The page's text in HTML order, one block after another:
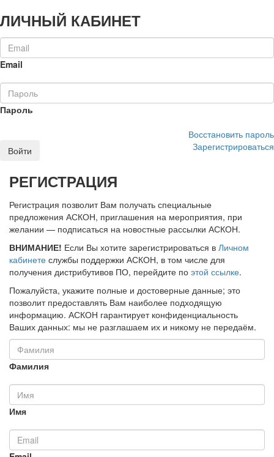
ЛИЧНЫЙ КАБИНЕТ
Email
Пароль
Восстановить пароль
Войти
Зарегистрироваться
РЕГИСТРАЦИЯ
Регистрация позволит Вам получать специальные
предложения АСКОН, приглашения на мероприятия, при
желании — подписаться на новостные рассылки АСКОН.
ВНИМАНИЕ! Если Вы хотите зарегистрироваться в Личном
кабинете службы поддержки АСКОН, в том числе для
получения дистрибутивов ПО, перейдите по этой ссылке.
Пожалуйста, укажите полные и достоверные данные; это
позволит предоставлять Вам наиболее подходящую
информацию. АСКОН гарантирует конфиденциальность
Ваших данных: мы не разглашаем их и никому не передаём.
Фамилия
Имя